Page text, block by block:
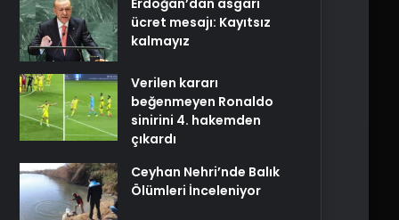
Erdoğan’dan asgari
ücret mesajı: Kayıtsız
kalmayız
Verilen kararı
beğenmeyen Ronaldo
sinirini 4. hakemden
çıkardı
Ceyhan Nehri’nde Balık
Ölümleri İnceleniyor